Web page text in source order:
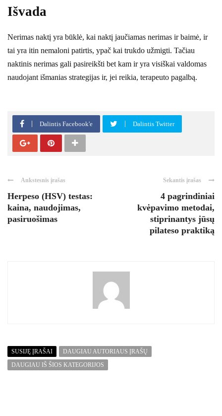
Išvada
Nerimas naktį yra būklė, kai naktį jaučiamas nerimas ir baimė, ir
tai yra itin nemaloni patirtis, ypač kai trukdo užmigti. Tačiau
naktinis nerimas gali pasireikšti bet kam ir yra visiškai valdomas
naudojant išmanias strategijas ir, jei reikia, terapeuto pagalbą.
Dalintis Facebook'e Dalintis Twitter
Ankstesnis įrašas
Herpeso (HSV) testas:
kaina, naudojimas,
pasiruošimas
Sekantis įrašas
4 pagrindiniai
kvėpavimo metodai,
stiprinantys jūsų
pilateso praktiką
SUSIJĘ ĮRAŠAI
DAUGIAU AUTORIAUS ĮRAŠŲ
DAUGIAU IŠ ŠIOS KATEGORIJOS